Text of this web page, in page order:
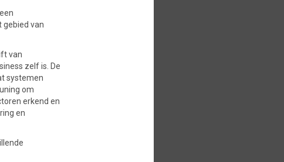
gebied van
van
zelf is. De
systemen
om
erkend en
en